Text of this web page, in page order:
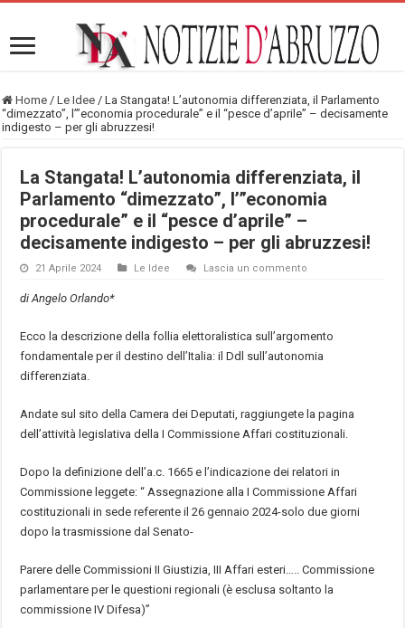
Home / Le Idee / La Stangata! L’autonomia differenziata, il Parlamento
“dimezzato”, l’”economia procedurale” e il “pesce d’aprile” – decisamente
indigesto – per gli abruzzesi!
La Stangata! L’autonomia differenziata, il
Parlamento “dimezzato”, l’”economia
procedurale” e il “pesce d’aprile” –
decisamente indigesto – per gli abruzzesi!
21 Aprile 2024 Le Idee Lascia un commento
di Angelo Orlando*
Ecco la descrizione della follia elettoralistica sull’argomento
fondamentale per il destino dell’Italia: il Ddl sull’autonomia
differenziata.
Andate sul sito della Camera dei Deputati, raggiungete la pagina
dell’attività legislativa della I Commissione Affari costituzionali.
Dopo la definizione dell’a.c. 1665 e l’indicazione dei relatori in
Commissione leggete:“ Assegnazione alla I Commissione Affari
costituzionali in sede referente il 26 gennaio 2024-solo due giorni
dopo la trasmissione dal Senato-
Parere delle Commissioni II Giustizia, III Affari esteri
.. Commissione
parlamentare per le questioni regionali (èesclusa soltanto la
commissione IV Difesa)”